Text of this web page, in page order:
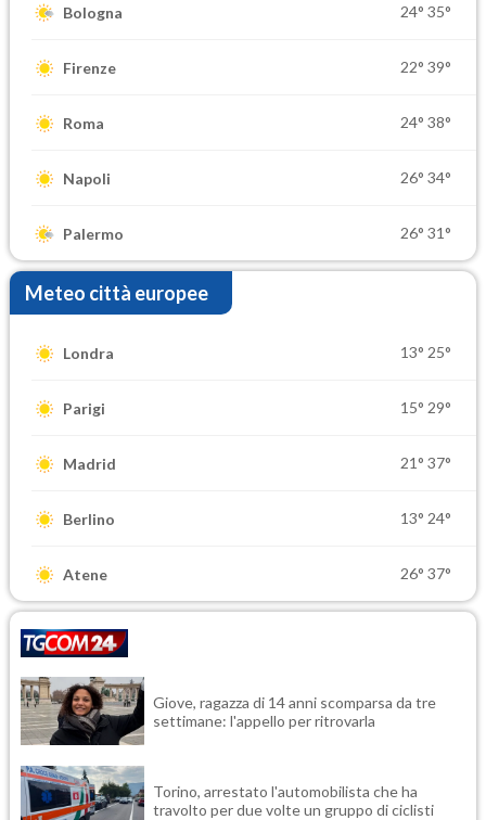
Bologna 24° 35°
Firenze 22° 39°
Roma 24° 38°
Napoli 26° 34°
Palermo 26° 31°
Meteo città europee
Londra 13° 25°
Parigi 15° 29°
Madrid 21° 37°
Berlino 13° 24°
Atene 26° 37°
Giove, ragazza di 14 anni scomparsa da tre
settimane: l'appello per ritrovarla
Torino, arrestato l'automobilista che ha
travolto per due volte un gruppo di ciclisti